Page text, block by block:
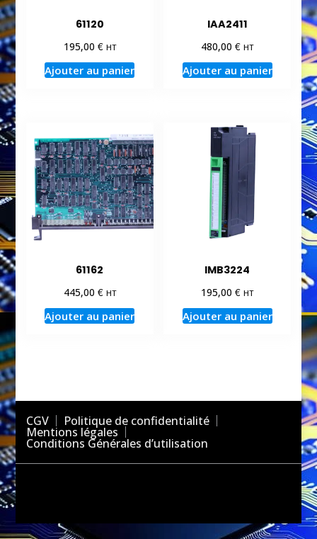
61120
195,00 € HT
Ajouter au panier
IAA2411
480,00€ HT
Ajouter au panier
61162
445,00 € HT
Ajouter au panier
IMB3224
195,00€ HT
Ajouter au panier
CGV Politique de confidentialité
Mentions légales
Conditions Générales d’utilisation